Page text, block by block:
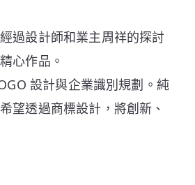
過設計師和業主周祥的探討
心作品。
設計與企業識別規劃。純
望透過商標設計，將創新、